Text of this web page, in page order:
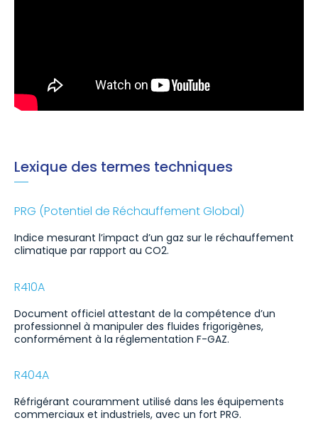
Lexique des termes techniques
PRG (Potentiel de Réchauffement Global)
Indice mesurant l’impact d’un gaz sur le réchauffement
climatique par rapport au CO2.
R410A
Document officiel attestant de la compétence d’un
professionnel à manipuler des fluides frigorigènes,
conformément à la réglementation F-GAZ.
R404A
Réfrigérant couramment utilisé dans les équipements
commerciaux et industriels, avec un fort PRG.